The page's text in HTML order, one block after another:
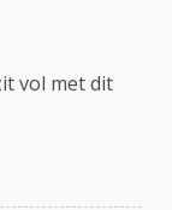
vol met dit